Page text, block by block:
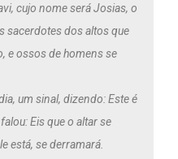
cujo nome será Josias, o
sacerdotes dos altos que
e ossos de homens se
um sinal, dizendo: Este é
Eis que o altar se
está, se derramará.